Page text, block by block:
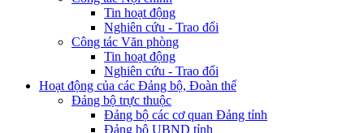
Tin hoạt động
Nghiên cứu - Trao đổi
Công tác Văn phòng
Tin hoạt động
Nghiên cứu - Trao đổi
Hoạt động của các Đảng bộ, Đoàn thể
Đảng bộ trực thuộc
Đảng bộ các cơ quan Đảng tỉnh
Đảng bộ UBND tỉnh